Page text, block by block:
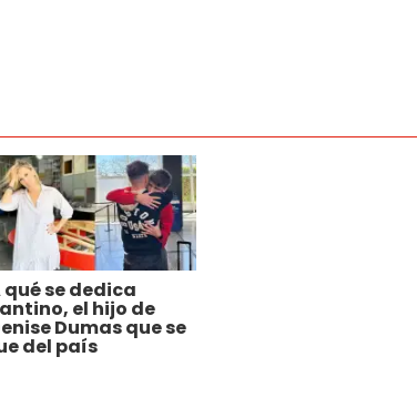
qué se dedica
el hijo de
Dumas que se
del país